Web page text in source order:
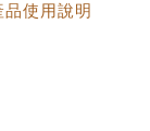
品使用說明